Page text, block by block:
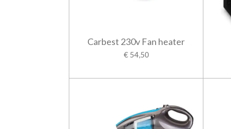
Carbest 230v Fan heater
€ 54,50